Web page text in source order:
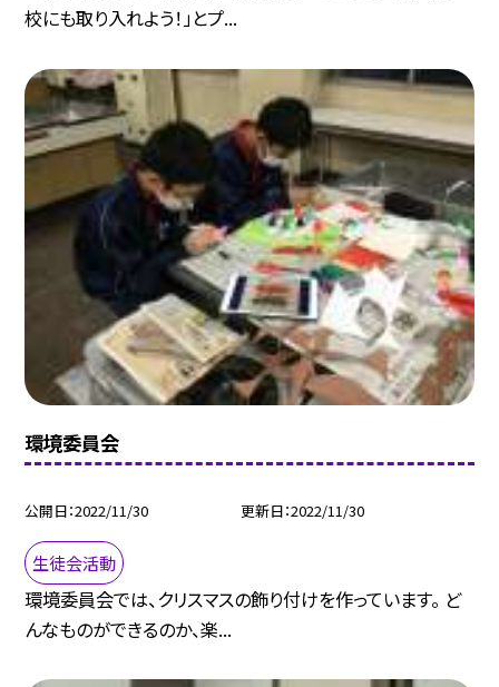
校にも取り入れよう！」とプ...
環境委員会
公開日 2022/11/30 更新日 2022/11/30
生徒会活動
環境委員会では、クリスマスの飾り付けを作っています。 ど
んなものができるのか、楽...